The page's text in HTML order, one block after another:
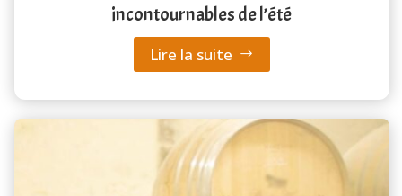
incontournables de l’été
Lire la suite